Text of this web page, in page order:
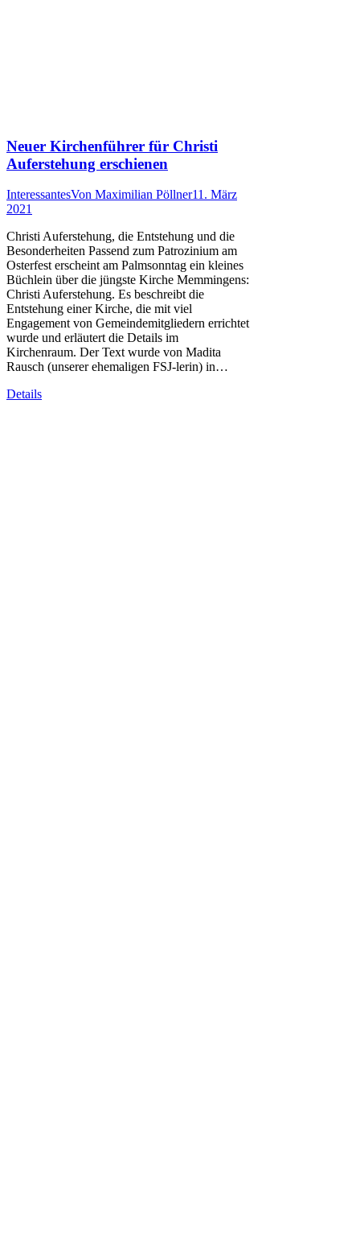
Neuer Kirchenführer für Christi
Auferstehung erschienen
InteressantesVon Maximilian Pöllner11. März
2021
Christi Auferstehung, die Entstehung und die
Besonderheiten Passend zum Patrozinium am
Osterfest erscheint am Palmsonntag ein kleines
Büchlein über die jüngste Kirche Memmingens:
Christi Auferstehung. Es beschreibt die
Entstehung einer Kirche, die mit viel
Engagement von Gemeindemitgliedern errichtet
wurde und erläutert die Details im
Kirchenraum. Der Text wurde von Madita
Rausch (unserer ehemaligen FSJ-lerin) in…
Details